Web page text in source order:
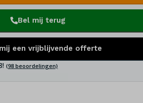
Bel mij terug
een vrijblijvende offerte
(98 beoordelingen)